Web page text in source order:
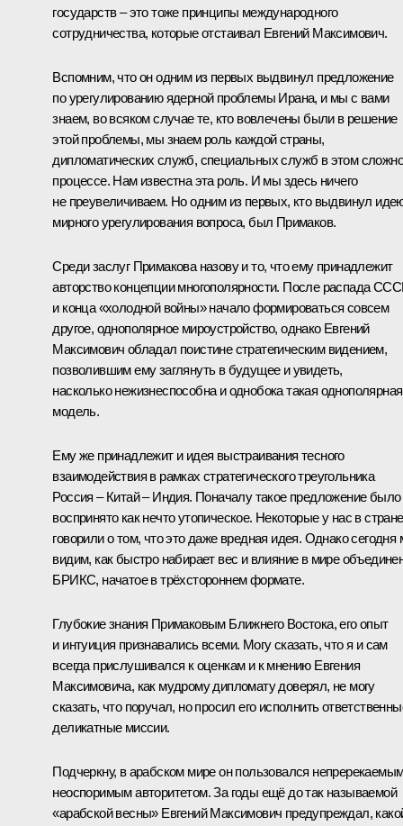
государств – это тоже принципы международного
сотрудничества, которые отстаивал Евгений Максимович.
Вспомним, что он одним из первых выдвинул предложение
по урегулированию ядерной проблемы Ирана, и мы с вами
знаем, во всяком случае те, кто вовлечены были в решение
этой проблемы, мы знаем роль каждой страны,
дипломатических служб, специальных служб в этом
процессе. Нам известна эта роль. И мы здесь ничего
не преувеличиваем. Но одним из первых, кто выдвинул
мирного урегулирования вопроса, был Примаков.
Среди заслуг Примакова назову и то, что ему принадлежит
авторство концепции многополярности. После распада
и конца «холодной войны» начало формироваться совсем
другое, однополярное мироустройство, однако Евгений
Максимович обладал поистине стратегическим видением,
позволившим ему заглянуть в будущее и увидеть,
насколько нежизнеспособна и однобока такая однополярная
модель.
Ему же принадлежит и идея выстраивания тесного
взаимодействия в рамках стратегического треугольника
Россия – Китай – Индия. Поначалу такое предложение было
воспринято как нечто утопическое. Некоторые у нас в стране
говорили о том, что это даже вредная идея. Однако сегодня
видим, как быстро набирает вес и влияние в мире
БРИКС, начатое в трёхстороннем формате.
Глубокие знания Примаковым Ближнего Востока, его опыт
и интуиция признавались всеми. Могу сказать, что я и сам
всегда прислушивался к оценкам и к мнению Евгения
Максимовича, как мудрому дипломату доверял, не могу
сказать, что поручал, но просил его исполнить
деликатные миссии.
Подчеркну, в арабском мире он пользовался
неоспоримым авторитетом. За годы ещё до так называемой
«арабской весны» Евгений Максимович предупреждал,